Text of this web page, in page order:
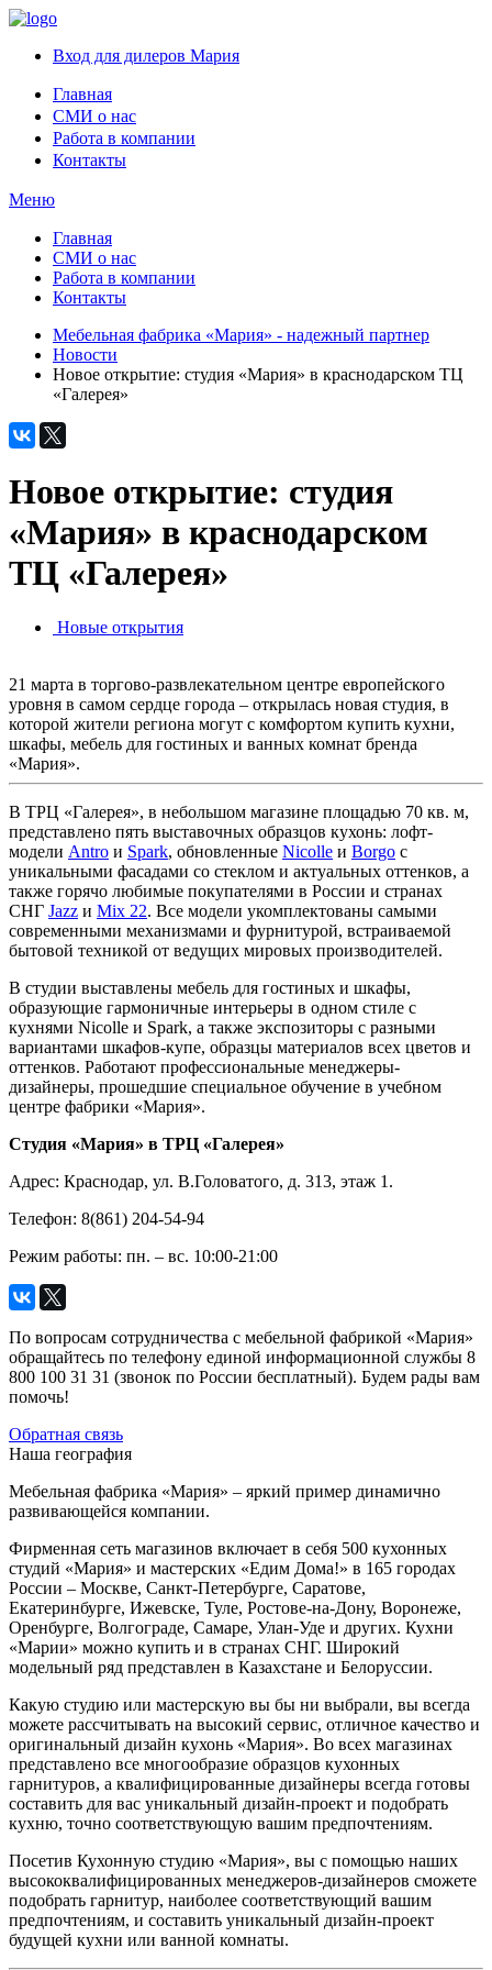
Вход для дилеров Мария
Главная
СМИ о нас
Работа в компании
Контакты
Меню
Главная
СМИ о нас
Работа в компании
Контакты
Мебельная фабрика «Мария» - надежный партнер
Новости
Новое открытие: студия «Мария» в краснодарском ТЦ
«Галерея»
Новое открытие: студия
«Мария» в краснодарском
ТЦ «Галерея»
Новые открытия
21 марта в торгово-развлекательном центре европейского
уровня в самом сердце города – открылась новая студия, в
которой жители региона могут с комфортом купить кухни,
шкафы, мебель для гостиных и ванных комнат бренда
«Мария».
В ТРЦ «Галерея», в небольшом магазине площадью 70 кв. м,
представлено пять выставочных образцов кухонь: лофт-
модели Antro и Spark, обновленные Nicolle и Borgo с
уникальными фасадами со стеклом и актуальных оттенков, а
также горячо любимые покупателями в России и странах
СНГ Jazz и Mix 22. Все модели укомплектованы самыми
современными механизмами и фурнитурой, встраиваемой
бытовой техникой от ведущих мировых производителей.
В студии выставлены мебель для гостиных и шкафы,
образующие гармоничные интерьеры в одном стиле с
кухнями Nicolle и Spark, а также экспозиторы с разными
вариантами шкафов-купе, образцы материалов всех цветов и
оттенков. Работают профессиональные менеджеры-
дизайнеры, прошедшие специальное обучение в учебном
центре фабрики «Мария».
Студия «Мария» в ТРЦ «Галерея»
Адрес: Краснодар, ул. В.Головатого, д. 313, этаж 1.
Телефон: 8(861) 204-54-94
Режим работы: пн. – вс. 10:00-21:00
По вопросам сотрудничества с мебельной фабрикой «Мария»
обращайтесь по телефону единой информационной службы 8
800 100 31 31 (звонок по России бесплатный). Будем рады вам
помочь!
Обратная связь
Наша география
Мебельная фабрика «Мария» – яркий пример динамично
развивающейся компании.
Фирменная сеть магазинов включает в себя 500 кухонных
студий «Мария» и мастерских «Едим Дома!» в 165 городах
России – Москве, Санкт-Петербурге, Саратове,
Екатеринбурге, Ижевске, Туле, Ростове-на-Дону, Воронеже,
Оренбурге, Волгограде, Самаре, Улан-Уде и других. Кухни
«Марии» можно купить и в странах СНГ. Широкий
модельный ряд представлен в Казахстане и Белоруссии.
Какую студию или мастерскую вы бы ни выбрали, вы всегда
можете рассчитывать на высокий сервис, отличное качество и
оригинальный дизайн кухонь «Мария». Во всех магазинах
представлено все многообразие образцов кухонных
гарнитуров, а квалифицированные дизайнеры всегда готовы
составить для вас уникальный дизайн-проект и подобрать
кухню, точно соответствующую вашим предпочтениям.
Посетив Кухонную студию «Мария», вы с помощью наших
высококвалифицированных менеджеров-дизайнеров сможете
подобрать гарнитур, наиболее соответствующий вашим
предпочтениям, и составить уникальный дизайн-проект
будущей кухни или ванной комнаты.